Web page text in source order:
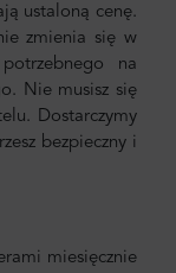
ustaloną cenę.
zmienia się w
na
Nie musisz się
Dostarczymy
bezpieczny i
miesięcznie